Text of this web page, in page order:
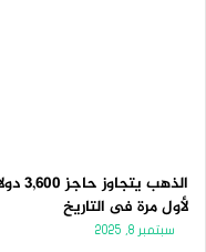
الذهب يتجاوز
لأول مرة فى التاريخ
سبتمبر 8, 2025